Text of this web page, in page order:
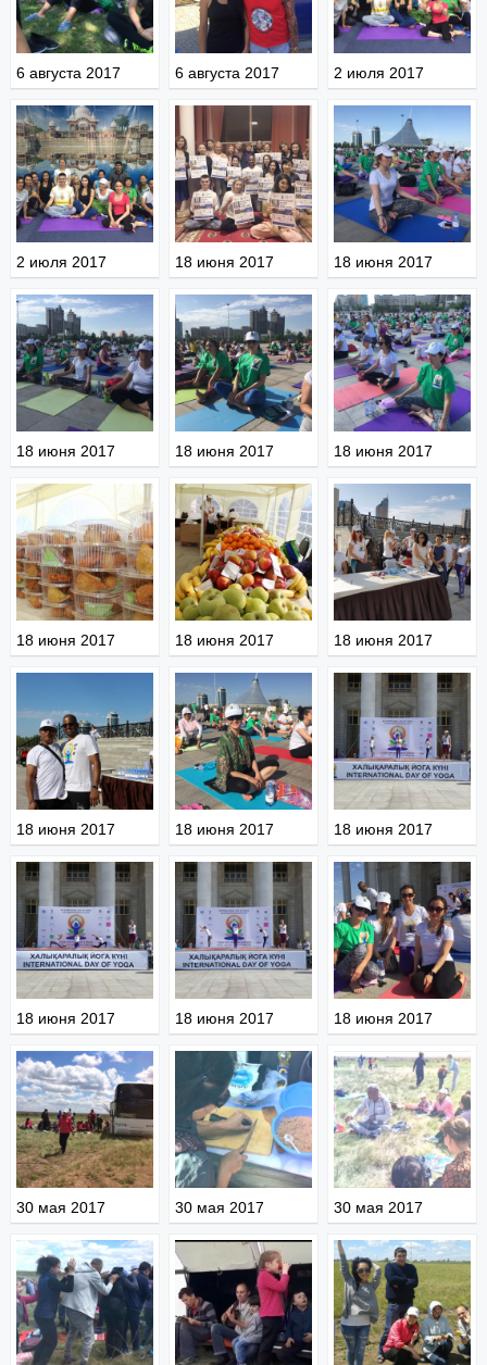
6 августа 2017 6 августа 2017 2 июля 2017
2 июля 2017 18 июня 2017 18 июня 2017
18 июня 2017 18 июня 2017 18 июня 2017
18 июня 2017 18 июня 2017 18 июня 2017
18 июня 2017 18 июня 2017 18 июня 2017
18 июня 2017 18 июня 2017 18 июня 2017
30 мая 2017 30 мая 2017 30 мая 2017